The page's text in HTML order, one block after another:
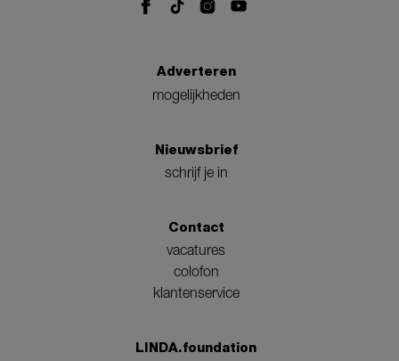
Adverteren
mogelijkheden
Nieuwsbrief
schrijf je in
Contact
vacatures
colofon
klantenservice
LINDA.foundation